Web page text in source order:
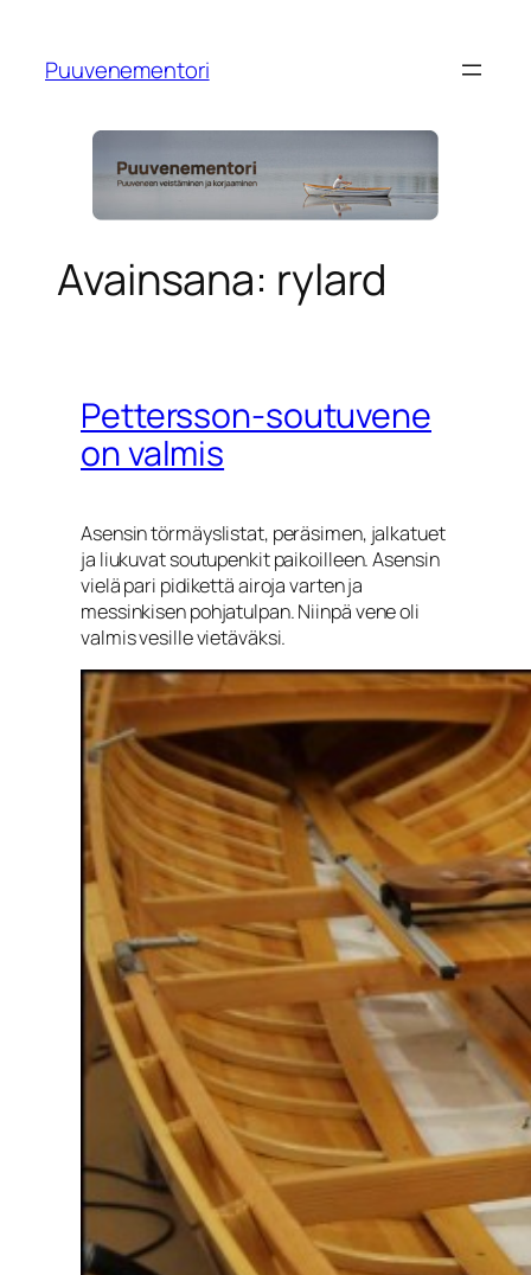
Puuvenementori
Avainsana: rylard
Pettersson-soutuvene
on valmis
Asensin törmäyslistat, peräsimen, jalkatuet
ja liukuvat soutupenkit paikoilleen. Asensin
vielä pari pidikettä airoja varten ja
messinkisen pohjatulpan. Niinpä vene oli
valmis vesille vietäväksi.